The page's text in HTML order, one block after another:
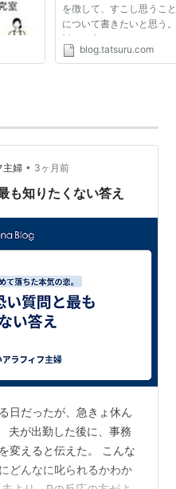
を徴して、すこし思うこ
について書きたいと思う
対して言ったことは、そ
みるなら、ご本人も言い
blog.tatsuru.com
主婦 • 3ヶ月前
知りたくない答え
日だったが、急きょ休ん
夫が出勤した後に、事務
変えると伝えた。 こんな
どんなに叱られるかわか